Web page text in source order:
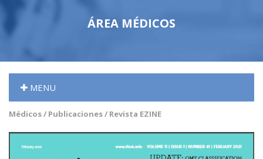
ÁREA MÉDICOS
MENU
Médicos / Publicaciones / Revista EZINE